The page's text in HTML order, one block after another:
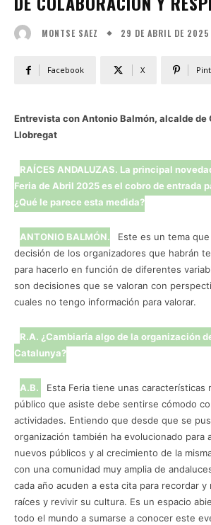
MONTSE SAEZ 29 DE ABRIL DE 2025
Facebook X
Entrevista con Antonio Balmón, alcalde de
Llobregat
RAÍCES ANDALUZAS. La principal
Feria de Abril 2025 es el cobro de entrada
¿Qué le parece esta medida?
ANTONIO BALMÓN.
Este es un tema
decisión de los organizadores que habrán
para hacerlo en función de diferentes
son decisiones que se valoran con
cuales no tengo información para valorar.
R.A. ¿Cambiaría algo de la organización
Catalunya?
A.B.
Esta Feria tiene unas características
público que asiste debe sentirse cómodo
actividades. Entiendo que desde que se
organización también ha evolucionado para
nuevos públicos y al crecimiento de la
con una comunidad muy amplia de
cada año acuden a esta cita para recordar y
raíces y revivir su cultura. Es un espacio
todo el mundo a sumarse a conocer este